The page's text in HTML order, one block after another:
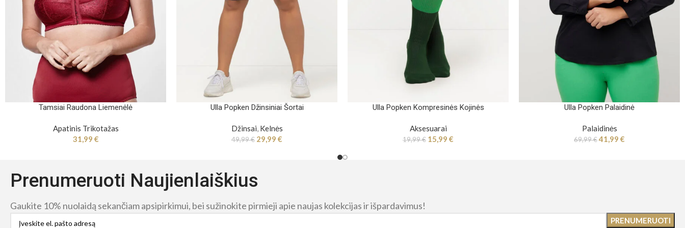
Tamsiai Raudona Liemenėlė
Apatinis Trikotažas
31,99 €
Ulla Popken Džinsiniai Šortai
Džinsai, Kelnės
49,99€ 29,99 €
Ulla Popken Kompresinės Kojinės
Aksesuarai
19,99€ 15,99 €
Ulla Popken Palaidinė
Palaidinės
69,99€41,99 €
Prenumeruoti Naujienlaiškius
Gaukite 10% nuolaidą sekančiam apsipirkimui, bei sužinokite pirmieji apie naujas kolekcijas ir išpardavimus!